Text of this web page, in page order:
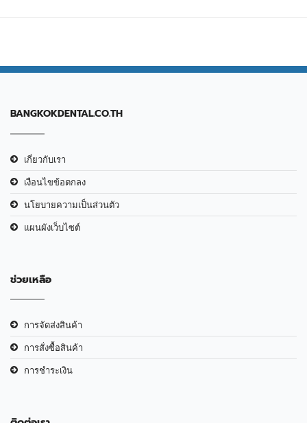
BANGKOKDENTAL.CO.TH
เกี่ยวกับเรา
เงือนไขข้อตกลง
นโยบายความเป็นส่วนตัว
แผนผังเว็บไซต์
ช่วยเหลือ
การจัดส่งสินค้า
การสั่งซื้อสินค้า
การชำระเงิน